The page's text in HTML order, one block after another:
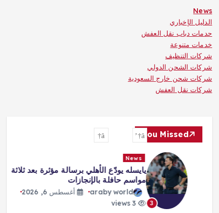
News
الدليل الإخباري
حدمات دباب نقل العفش
خدمات متنوعة
شركات التنظيف
شركات الشحن الدولي
شركات شحن خارج السعودية
شركات نقل العفش
You Missed
News
يايسله يودّع الأهلي برسالة مؤثرة بعد ثلاثة
مواسم حافلة بالإنجازات
araby world
أغسطس 6, 2026
3 views